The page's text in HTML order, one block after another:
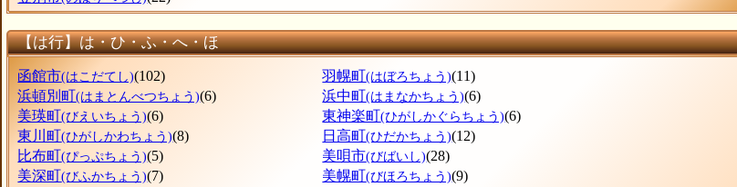
【は行】は・ひ・ふ・へ・ほ
函館市(はこだてし)(102) 羽幌町(はぼろちょう)(11)
浜頓別町(はまとんべつちょう)(6) 浜中町(はまなかちょう)(6)
美瑛町(びえいちょう)(6) 東神楽町(ひがしかぐらちょう)(6)
東川町(ひがしかわちょう)(8) 日高町(ひだかちょう)(12)
比布町(ぴっぷちょう)(5) 美唄市(びばいし)(28)
美深町(びふかちょう)(7) 美幌町(びほろちょう)(9)